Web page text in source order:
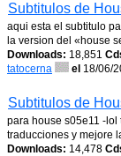
Subtitulos de
aqui esta el subtitulo
la version del «house
Downloads: 18,851
tatocerna
el 18/06/
Subtitulos de
para house s05e11 -
traducciones y mejore
Downloads: 14,478